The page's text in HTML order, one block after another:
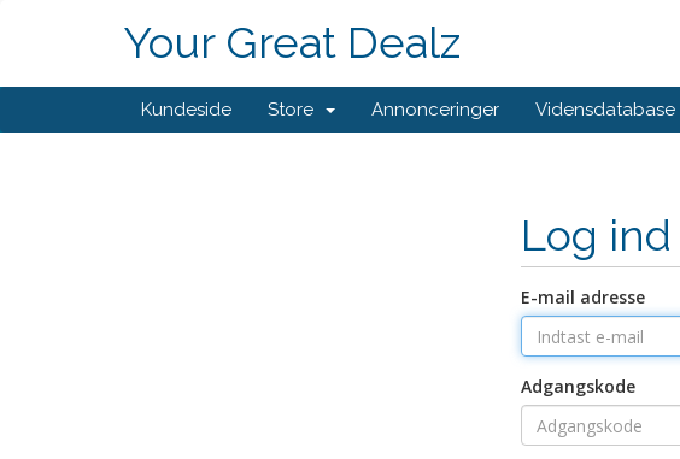
Your Great Dealz
Kundeside Store Annonceringer Vidensdatabase
Log ind
E-mail adresse
Adgangskode